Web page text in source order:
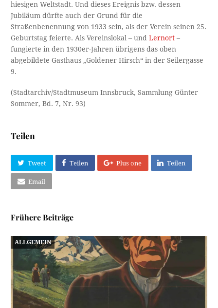
hiesigen Weltstadt. Und dieses Ereignis bzw. dessen
Jubiläum dürfte auch der Grund für die
Straßenbenennung von 1933 sein, als der Verein seinen 25.
Geburtstag feierte. Als Vereinslokal – undLernort –
fungierte in den 1930er-Jahren übrigens das oben
abgebildete Gasthaus „Goldener Hirsch“ in der Seilergasse
9.
(Stadtarchiv/Stadtmuseum Innsbruck, Sammlung Günter
Sommer, Bd. 7, Nr. 93)
Teilen
Tweet Teilen Plus one Teilen
Email
Frühere Beiträge
ALLGEMEIN